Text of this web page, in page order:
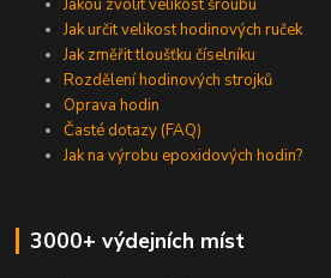
Jakou zvolit velikost šroubu
Jak určit velikost hodinových ruček
Jak změřit tloušťku číselníku
Rozdělení hodinových strojků
Oprava hodin
Časté dotazy (FAQ)
Jak na výrobu epoxidových hodin?
3000+ výdejních míst